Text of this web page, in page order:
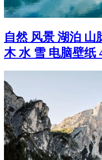
自然 风景 湖泊 山
木 水 雪 电脑壁纸